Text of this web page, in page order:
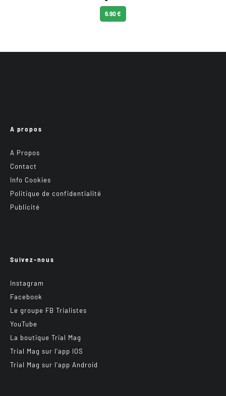
6.90 €
A propos
A Propos
Contact
Info Cookies
Politique de confidentialité
Publicité
Suivez-nous
Instagram
Facebook
Le groupe FB Trialistes
YouTube
La boutique Trial Mag
Trial Mag sur l’app IOS
Trial Mag sur l’app Android